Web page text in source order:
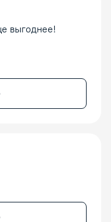
выгоднее!